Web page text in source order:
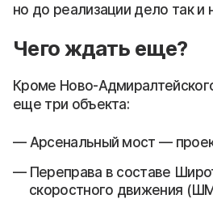
но до реализации дело так и
Чего ждать еще?
Кроме Ново-
еще три объекта:
Арсенальный мост —
Переправа в составе
скоростного движения